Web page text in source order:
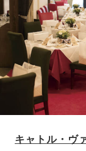
キャトル・ヴ